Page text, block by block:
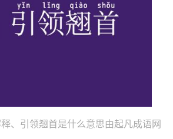
、引领翘首是什么意思由起凡成语网